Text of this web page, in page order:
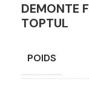
DEMONTE
TOPTUL
POIDS